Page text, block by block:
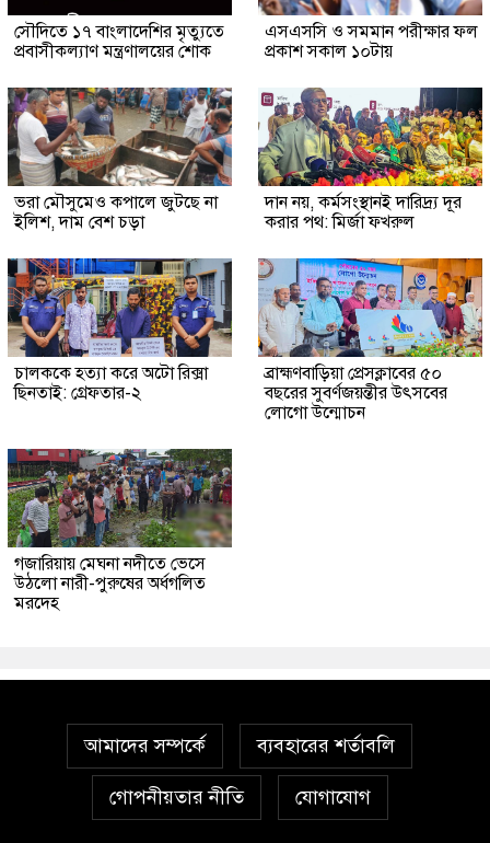
সৌ‌দিতে ১৭ বাংলাদেশির মৃত্যুতে
প্রবাসীকল্যাণ মন্ত্রণালয়ের শোক
এসএসসি ও সমমান পরীক্ষার ফল
প্রকাশ সকাল ১০টায়
ভরা মৌসুমেও কপালে জুটছে না
ইলিশ, দাম বেশ চড়া
দান নয়, কর্মসংস্থানই দারিদ্র্য দূর
করার পথ: মির্জা ফখরুল
চালককে হত্যা করে অটো রিক্সা
ছিনতাই: গ্রেফতার-২
ব্রাহ্মণবাড়িয়া প্রেসক্লাবের ৫০
বছরের সুবর্ণজয়ন্তীর উৎসবের
লোগো উন্মোচন
গজারিয়ায় মেঘনা নদীতে ভেসে
উঠলো নারী-পুরুষের অর্ধগলিত
মরদেহ
আমাদের সম্পর্কে ব্যবহারের শর্তাবলি
গোপনীয়তার নীতি যোগাযোগ